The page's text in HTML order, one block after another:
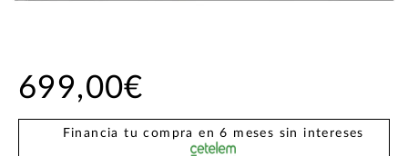
699,00€
Financia tu compra en 6 meses sin intereses